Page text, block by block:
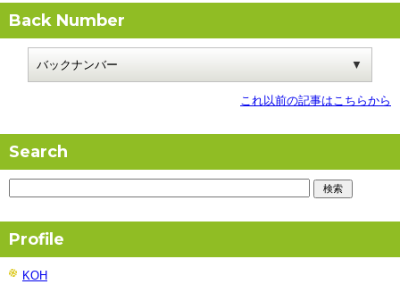
Back Number
これ以前の記事はこちらから
Search
Profile
KOH